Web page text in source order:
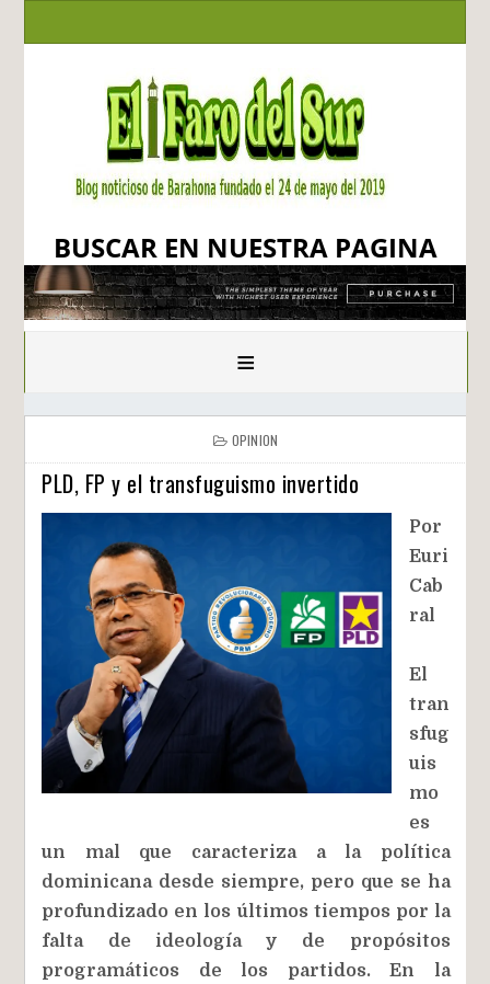
BUSCAR EN NUESTRA PAGINA
≡
OPINION
PLD, FP y el transfuguismo invertido
Por
Euri
Cab
ral
El
tran
sfug
uis
mo
es
un mal que caracteriza a la política
dominicana desde siempre, pero que se ha
profundizado en los últimos tiempos por la
falta de ideología y de propósitos
programáticos de los partidos. En la